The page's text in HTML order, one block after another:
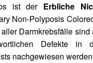
ist der Erbliche
Non-Polyposis
Darmkrebsfälle sind
Defekte in
nachgewiesen